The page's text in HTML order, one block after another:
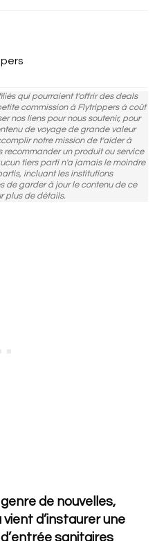
qui pourraient t'offrir des deals
commission à Flytrippers à coût
nos liens pour nous soutenir, pour
de voyage de grande valeur
notre mission de t'aider à
recommander un produit ou service
tiers parti n'a jamais le moindre
incluant les institutions
de garder à jour le contenu de ce
plus de détails.
de nouvelles,
d’instaurer une
sanitaires